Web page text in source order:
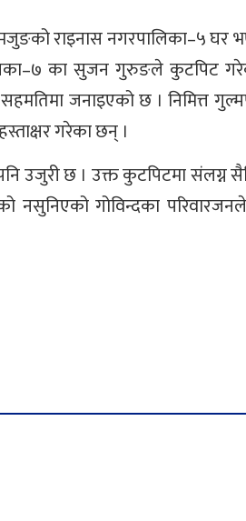
राइनास नगरपालिका–५ घर
का सुजन गुरुङले कुटपिट
जनाइएको छ । निमित्त
गरेका छन् ।
पनि उजुरी छ । उक्त कुटपिटमा संलग्न
नसुनिएको गोविन्दका